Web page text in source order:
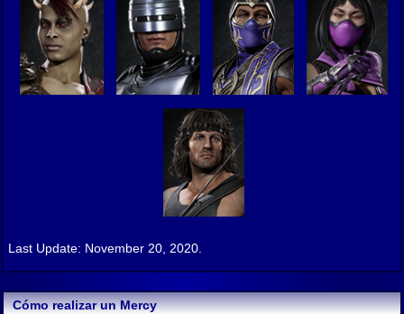
Last Update: November 20, 2020.
Cómo realizar un Mercy